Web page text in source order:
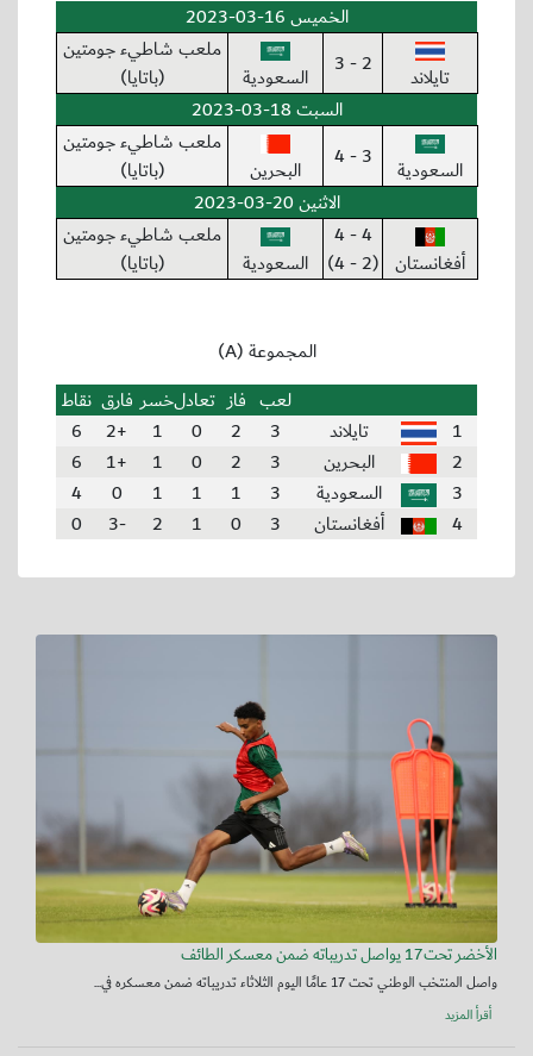
الخميس 16-03-2023
تايلاند
2 - 3 السعودية
ملعب شاطيء جومتين
(باتايا)
السبت 18-03-2023
السعودية
3 - 4 البحرين
ملعب شاطيء جومتين
(باتايا)
الاثنين 20-03-2023
أفغانستان
4 - 4
(2 - 4)
السعودية
ملعب شاطيء جومتين
(باتايا)
المجموعة (A)
لعب فاز تعادلخسر فارق نقاط
1
تايلاند 3
2
0
1
+2
6
2
البحرين 3
2
0
1
+1
6
3
السعودية 3
1
1
1
0
4
4
أفغانستان 3
0
1
2
-3
0
الأخضر تحت17 يواصل تدريباته ضمن معسكر الطائف
واصل المنتخب الوطني تحت 17 عامًا اليوم الثلاثاء تدريباته ضمن معسكره في...
أقرأ المزيد